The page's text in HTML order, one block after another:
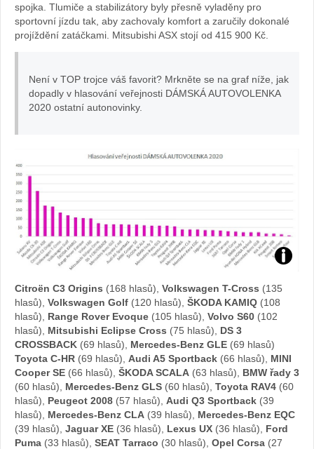
spojka. Tlumiče a stabilizátory byly přesně vyladěny pro
sportovní jízdu tak, aby zachovaly komfort a zaručily dokonalé
projíždění zatáčkami. Mitsubishi ASX stojí od 415 900 Kč.
Není v TOP trojce váš favorit? Mrkněte se na graf níže, jak
dopadly v hlasování veřejnosti DÁMSKÁ AUTOVOLENKA
2020 ostatní autonovinky.
Zdroj:
Subaru
Citroën C3 Origins (168 hlasů), Volkswagen T-Cross (135
hlasů), Volkswagen Golf (120 hlasů), ŠKODA KAMIQ (108
hlasů), Range Rover Evoque (105 hlasů), Volvo S60 (102
hlasů), Mitsubishi Eclipse Cross (75 hlasů), DS 3
CROSSBACK (69 hlasů), Mercedes-Benz GLE (69 hlasů)
Toyota C-HR (69 hlasů), Audi A5 Sportback (66 hlasů), MINI
Cooper SE (66 hlasů), ŠKODA SCALA (63 hlasů), BMW řady 3
(60 hlasů), Mercedes-Benz GLS (60 hlasů), Toyota RAV4 (60
hlasů), Peugeot 2008 (57 hlasů), Audi Q3 Sportback (39
hlasů), Mercedes-Benz CLA (39 hlasů), Mercedes-Benz EQC
(39 hlasů), Jaguar XE (36 hlasů), Lexus UX (36 hlasů), Ford
Puma (33 hlasů), SEAT Tarraco (30 hlasů), Opel Corsa (27